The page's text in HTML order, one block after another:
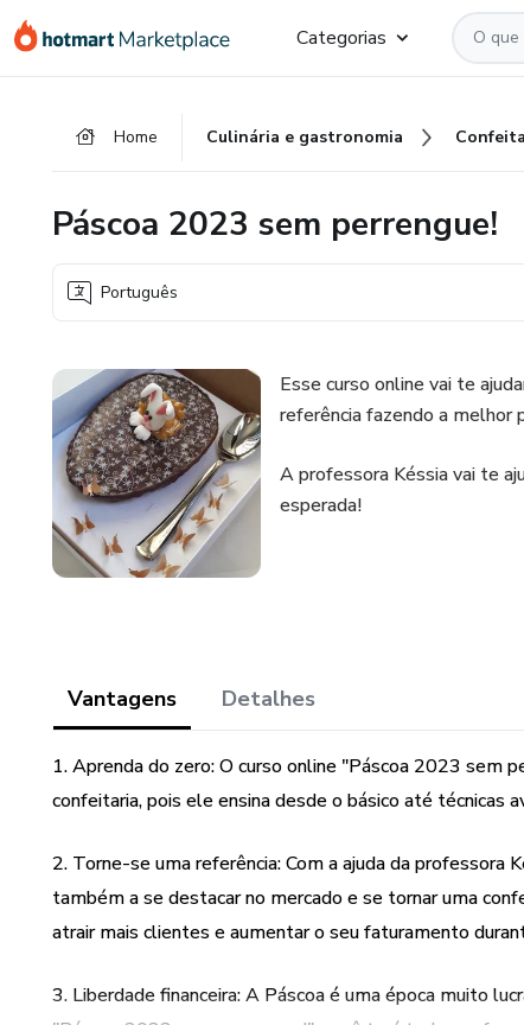
para
para
para
Categorias
Home Culinária e gastronomia
Páscoa 2023 sem perrengue!
Português
Esse curso online vai te
referência fazendo a melhor
A professora Késsia vai te
esperada!
Vantagens Detalhes
1. Aprenda do zero: O curso online "Páscoa 2023 sem
confeitaria, pois ele ensina desde o básico até técnicas
2. Torne-se uma referência: Com a ajuda da professora
também a se destacar no mercado e se tornar uma
atrair mais clientes e aumentar o seu faturamento
3. Liberdade financeira: A Páscoa é uma época muito